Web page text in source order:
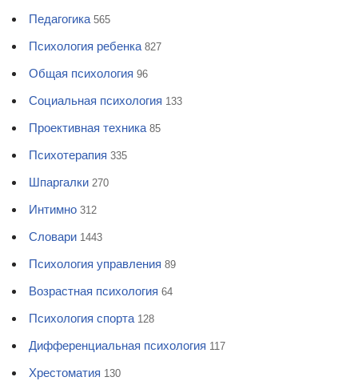
Педагогика 565
Психология ребенка 827
Общая психология 96
Социальная психология 133
Проективная техника 85
Психотерапия 335
Шпаргалки 270
Интимно 312
Словари 1443
Психология управления 89
Возрастная психология 64
Психология спорта 128
Дифференциальная психология 117
Хрестоматия 130